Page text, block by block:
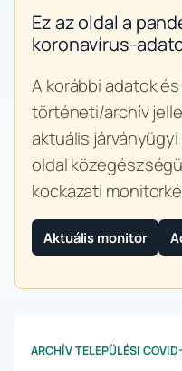
Ez az oldal a
koronavírus-
A korábbi adatok
történeti/archív
aktuális
oldal
kockázati
Aktuális monitor
ARCHÍV TELEPÜLÉSI